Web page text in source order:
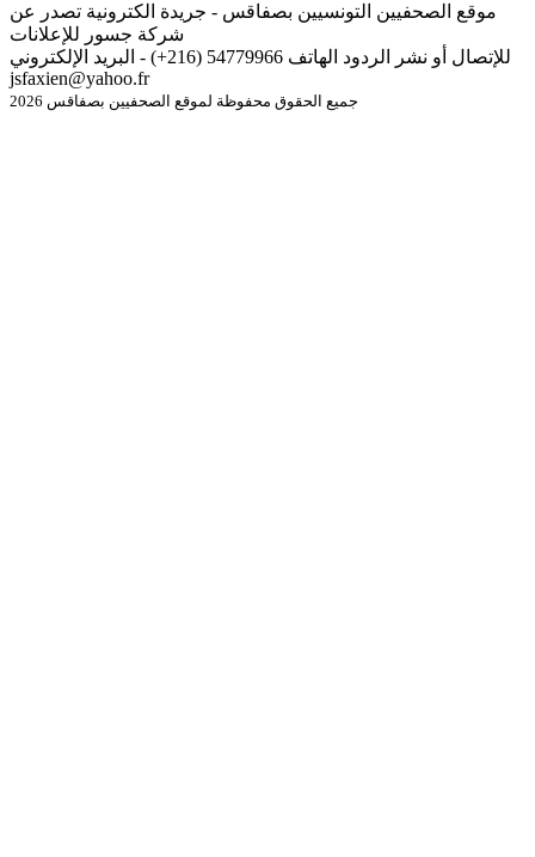
موقع الصحفيين التونسيين بصفاقس - جريدة الكترونية تصدر عن
شركة جسور للإعلانات
للإتصال أو نشر الردود الهاتف 54779966 (216+) - البريد الإلكتروني
jsfaxien@yahoo.fr
جميع الحقوق محفوظة لموقع الصحفيين بصفاقس 2026